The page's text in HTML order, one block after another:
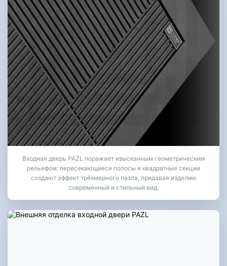
Входная дверь PAZL поражает изысканным геометрическим
рельефом: пересекающиеся полосы и квадратные секции
создают эффект трёхмерного пазла, придавая изделию
современный и стильный вид.